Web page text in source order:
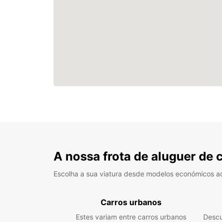
A nossa frota de aluguer de
Escolha a sua viatura desde modelos económicos
Carros urbanos
Estes variam entre carros urbanos